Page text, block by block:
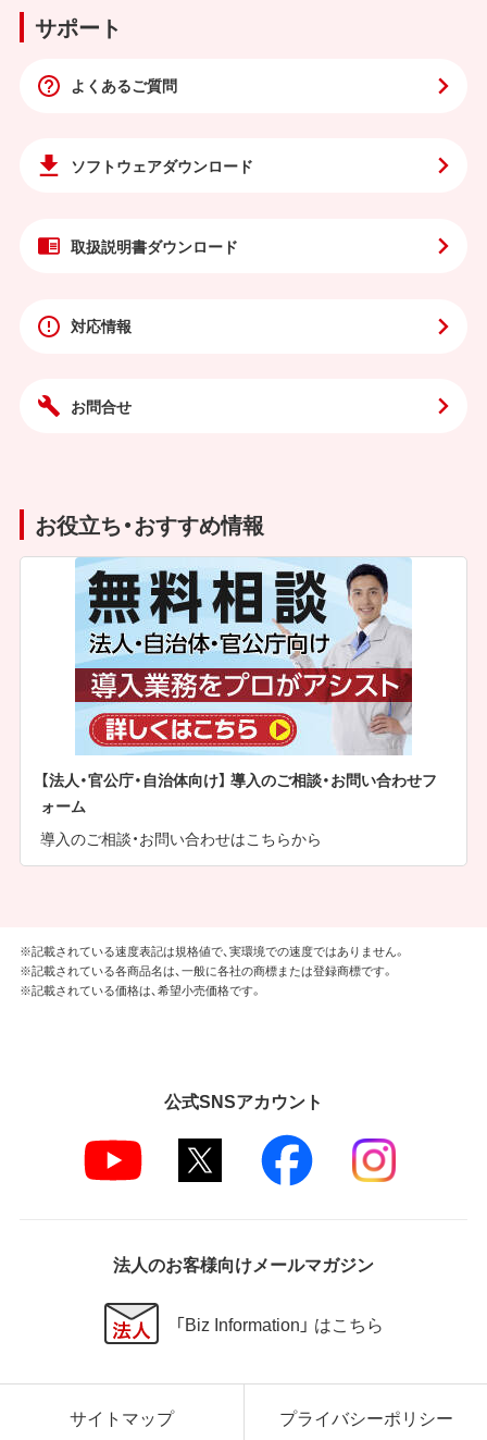
サポート
よくあるご質問
ソフトウェアダウンロード
取扱説明書ダウンロード
対応情報
お問合せ
お役立ち・おすすめ情報
【法人・官公庁・自治体向け】 導入のご相談・お問い合わせフ
ォーム
導入のご相談・お問い合わせはこちらから
※記載されている速度表記は規格値で、実環境での速度ではありません。
※記載されている各商品名は、一般に各社の商標または登録商標です。
※記載されている価格は、希望小売価格です。
公式SNSアカウント
法人のお客様向けメールマガジン
「Biz Information」 はこちら
サイトマップ プライバシーポリシー